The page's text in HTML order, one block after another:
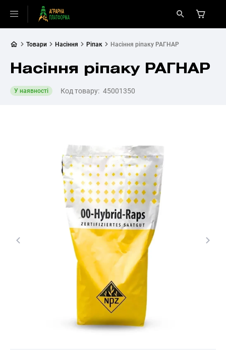
Товари Насіння Ріпак Насіння ріпаку РАГНАР
Насіння ріпаку РАГНАР
У наявності Код товару: 45001350